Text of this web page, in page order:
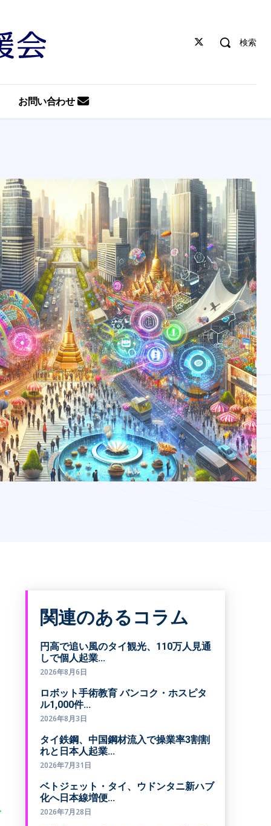
検索
お問い合わせ
関連のあるコラム
円高で追い風のタイ観光、110万人見通
しで個人起業...
2026年8月6日
ロボット手術教育 バンコク・ホスピタ
ル1,000件...
2026年8月3日
タイ鉄鋼、中国鋼材流入で操業率3割割
れと日本人起業...
2026年7月31日
ベトジェット・タイ、ウドンタニ新ハブ
化へ日本線増便...
2026年7月28日